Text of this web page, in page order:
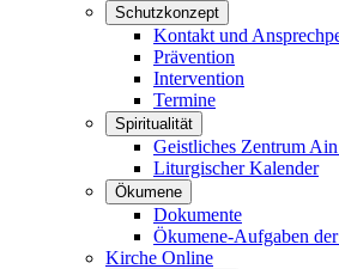
Schutzkonzept
Kontakt und
Prävention
Intervention
Termine
Spiritualität
Geistliches Zentrum
Liturgischer Kalender
Ökumene
Dokumente
Ökumene-Aufgaben
Kirche Online